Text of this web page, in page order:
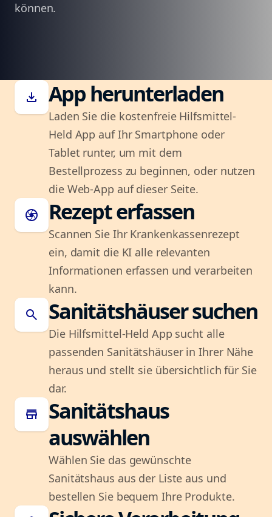
können.
download App herunterladen
Laden Sie die kostenfreie Hilfsmittel-
Held App auf Ihr Smartphone oder
Tablet runter, um mit dem
Bestellprozess zu beginnen, oder nutzen
die Web-App auf dieser Seite.
camera Rezept erfassen
Scannen Sie Ihr Krankenkassenrezept
ein, damit die KI alle relevanten
Informationen erfassen und verarbeiten
kann.
search Sanitätshäuser suchen
Die Hilfsmittel-Held App sucht alle
passenden Sanitätshäuser in Ihrer Nähe
heraus und stellt sie übersichtlich für Sie
dar.
store
Sanitätshaus
auswählen
Wählen Sie das gewünschte
Sanitätshaus aus der Liste aus und
bestellen Sie bequem Ihre Produkte.